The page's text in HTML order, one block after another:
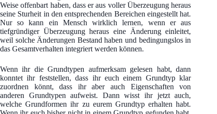
Weise offenbart haben, dass er aus voller Überzeugung heraus
seine Sturheit in den entsprechenden Bereichen eingestellt hat.
Nur so kann ein Mensch wirklich lernen, wenn er aus
tiefgründiger Überzeugung heraus eine Änderung einleitet,
weil solche Änderungen Bestand haben und bedingungslos in
das Gesamtverhalten integriert werden können.
Wenn ihr die Grundtypen aufmerksam gelesen habt, dann
konntet ihr feststellen, dass ihr euch einem Grundtyp klar
zuordnen könnt, dass ihr aber auch Eigenschaften von
anderen Grundtypen aufweist. Dann wisst ihr jetzt auch,
welche Grundformen ihr zu eurem Grundtyp erhalten habt.